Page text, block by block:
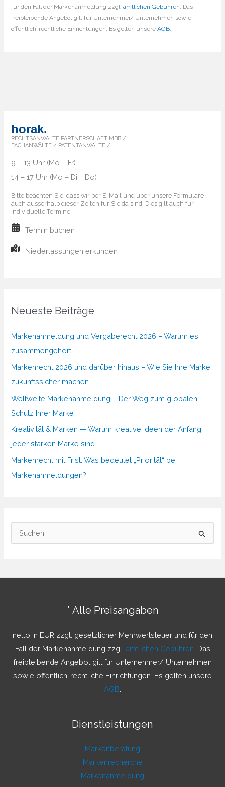
für den Fall der Markenanmeldung zzgl.amtlichen Gebühren. Das
freibleibende Angebot gilt für Unternehmer/ Unternehmen sowie
öffentlich-rechtliche Einrichtungen. Es gelten unsereAGB.
horak.
RECHTSANWÄLTE PARTNERSCHAFT MBB /
FACHANWÄLTE / PATENTANWÄLTE /
9 – 13 Uhr (Mo – Fr)
14 – 17 Uhr (Mo – Di + Do)
Bitte beachten Sie, dass wir per E-Mail und über unsere Formulare
auch ausserhalb dieser Zeiten für Sie da sind. Dies gilt auch für
individuelle Termine.
Termin buchen
Niederlassungen erkunden
Neueste Beiträge
Markenanmeldung und Vergaberecht 2026 – Warum es
zusammengehört
Markenrecht 2026 und darüber hinaus – Wie Sie Ihre Marke
zukunftssicher machen
Weltweite Markenanmeldung – Der Weg zum globalen
Schutz Ihrer Marke
Kreativität & Marken — Warum kreative Ideen der Anfang
jeder starken Marke sind
Markenrecht mit Frist: Was bedeutet „Priorität“ bei
Markenanmeldungen?
u
h
* Alle Preisangaben
netto in EUR zzgl. gesetzlicher Mehrwertsteuer und für den
Fall der Markenanmeldung zzgl. amtlichen Gebühren . Das
freibleibende Angebot gilt für Unternehmer/ Unternehmen
sowie öffentlich-rechtliche Einrichtungen. Es gelten unsere
AGB
Dienstleistungen
Markenberatung
Markenrecherche
Markenanmeldung